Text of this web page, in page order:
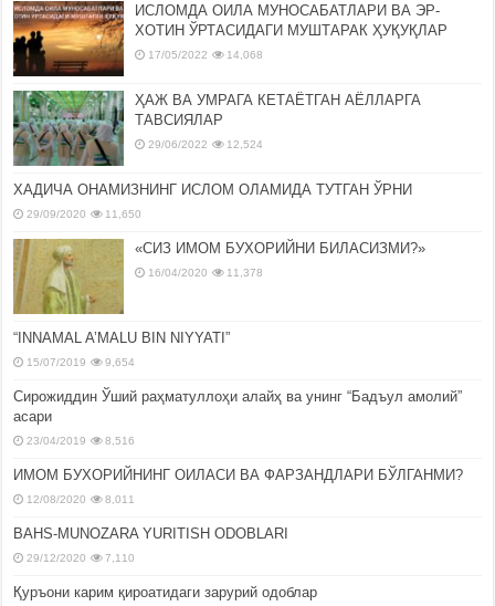
ИСЛОМДА ОИЛА МУНОСАБАТЛАРИ ВА ЭР-
ХОТИН ЎРТАСИДАГИ МУШТАРАК ҲУҚУҚЛАР
17/05/2022 14,068
ҲАЖ ВА УМРАГА КЕТАЁТГАН АЁЛЛАРГА
ТАВСИЯЛАР
29/06/2022 12,524
ХАДИЧА ОНАМИЗНИНГ ИСЛОМ ОЛАМИДА ТУТГАН ЎРНИ
29/09/2020 11,650
«СИЗ ИМОМ БУХОРИЙНИ БИЛАСИЗМИ?»
16/04/2020 11,378
“INNAMAL A’MALU BIN NIYYATI”
15/07/2019 9,654
Сирожиддин Ўший раҳматуллоҳи алайҳ ва унинг “Бадъул амолий”
асари
23/04/2019 8,516
ИМОМ БУХОРИЙНИНГ ОИЛАСИ ВА ФАРЗАНДЛАРИ БЎЛГАНМИ?
12/08/2020 8,011
BAHS-MUNOZARA YURITISH ODOBLARI
29/12/2020 7,110
Қуръони карим қироатидаги зарурий одоблар